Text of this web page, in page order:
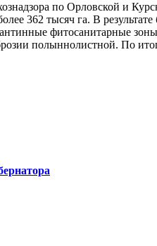
по Орловской и
362 тысяч га. В
фитосанитарные
полыннолистной. По